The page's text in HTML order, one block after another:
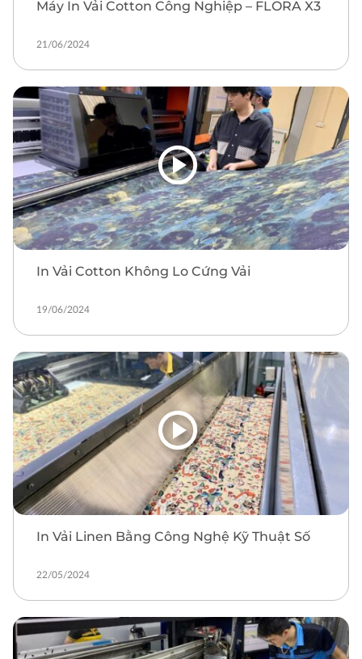
Máy In Vải Cotton Công Nghiệp – FLORA X3
21/06/2024
In Vải Cotton Không Lo Cứng Vải
19/06/2024
In Vải Linen Bằng Công Nghệ Kỹ Thuật Số
22/05/2024